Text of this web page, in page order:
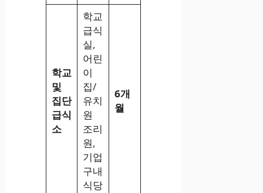
학교
및
집단
급식
소
학교
급식
실,
어린
이
집/
유치
원
조리
원,
기업
구내
식당
6개
월